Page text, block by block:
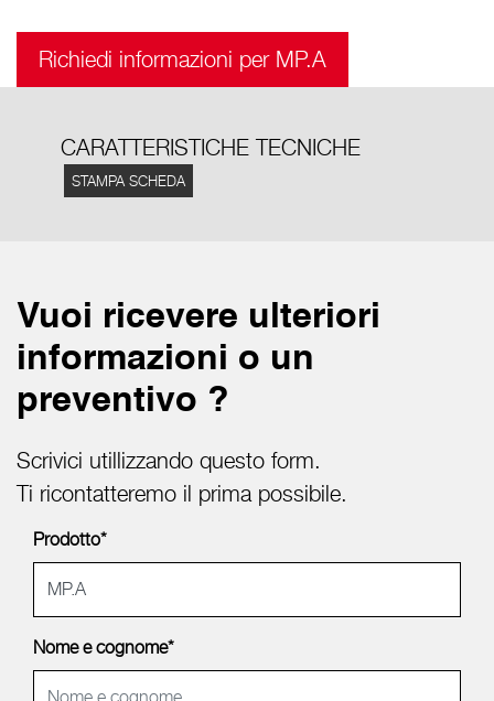
Richiedi informazioni per MP.A
CARATTERISTICHE TECNICHE
STAMPA SCHEDA
Vuoi ricevere ulteriori
informazioni o un
preventivo ?
Scrivici utillizzando questo form.
Ti ricontatteremo il prima possibile.
Prodotto*
Nome e cognome*